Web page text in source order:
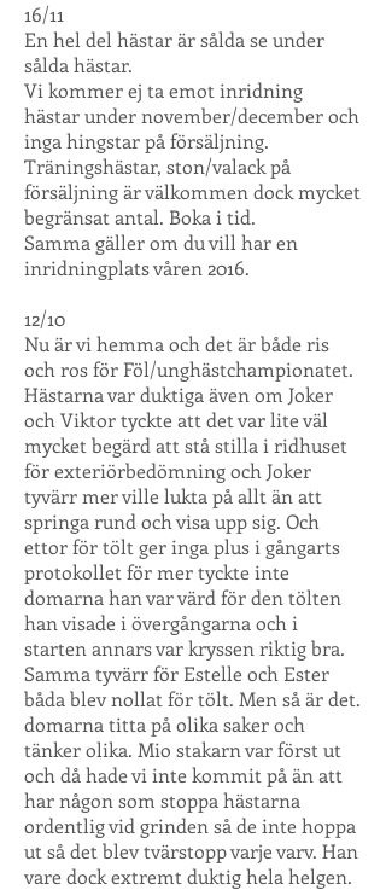
16/11
En hel del hästar är sålda se under
sålda hästar.
Vi kommer ej ta emot inridning
hästar under november/december och
inga hingstar på försäljning.
Träningshästar, ston/valack på
försäljning är välkommen dock mycket
begränsat antal. Boka i tid.
Samma gäller om du vill har en
inridningplats våren 2016.
12/10
Nu är vi hemma och det är både ris
och ros för Föl/unghästchampionatet.
Hästarna var duktiga även om Joker
och Viktor tyckte att det var lite väl
mycket begärd att stå stilla i ridhuset
för exteriörbedömning och Joker
tyvärr mer ville lukta på allt än att
springa rund och visa upp sig. Och
ettor för tölt ger inga plus i gångarts
protokollet för mer tyckte inte
domarna han var värd för den tölten
han visade i övergångarna och i
starten annars var kryssen riktig bra.
Samma tyvärr för Estelle och Ester
båda blev nollat för tölt. Men så är det.
domarna titta på olika saker och
tänker olika. Mio stakarn var först ut
och då hade vi inte kommit på än att
har någon som stoppa hästarna
ordentlig vid grinden så de inte hoppa
ut så det blev tvärstopp varje varv. Han
vare dock extremt duktig hela helgen.